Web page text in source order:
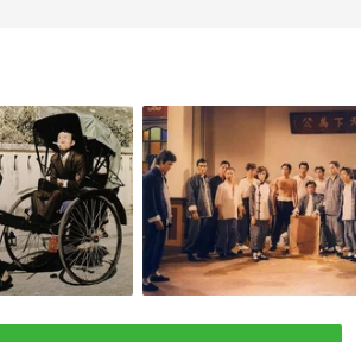
Шанхае. Нападение на школу
было организовано одной из
Зная, что власти и пальцем не
преступников к
Чен Жен обрушивает на злодеев свой